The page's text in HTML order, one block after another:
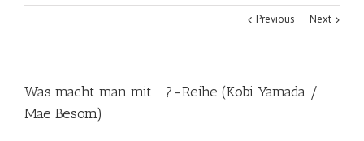
Previous Next
Was macht man mit … ?-Reihe (Kobi Yamada /
Mae Besom)